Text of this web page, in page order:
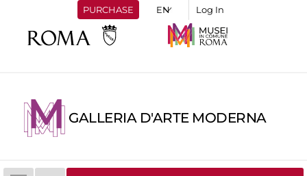
PURCHASE Log In
GALLERIA D'ARTE MODERNA